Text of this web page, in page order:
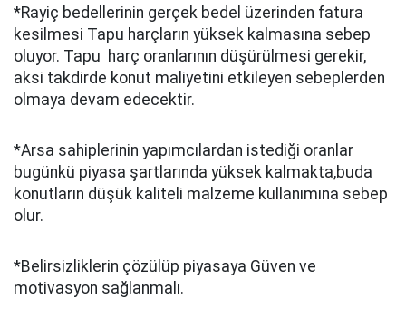
*Rayiç bedellerinin gerçek bedel üzerinden fatura
kesilmesi Tapu harçların yüksek kalmasına sebep
oluyor. Tapu harç oranlarının düşürülmesi gerekir,
aksi takdirde konut maliyetini etkileyen sebeplerden
olmaya devam edecektir.
*Arsa sahiplerinin yapımcılardan istediği oranlar
bugünkü piyasa şartlarında yüksek kalmakta,buda
konutların düşük kaliteli malzeme kullanımına sebep
olur.
*Belirsizliklerin çözülüp piyasaya Güven ve
motivasyon sağlanmalı.